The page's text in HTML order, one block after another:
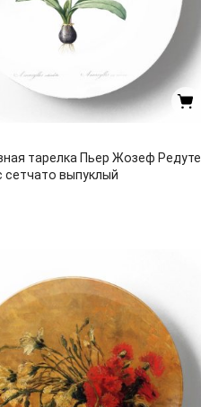
тарелка Пьер Жозеф Редуте
сетчато выпуклый